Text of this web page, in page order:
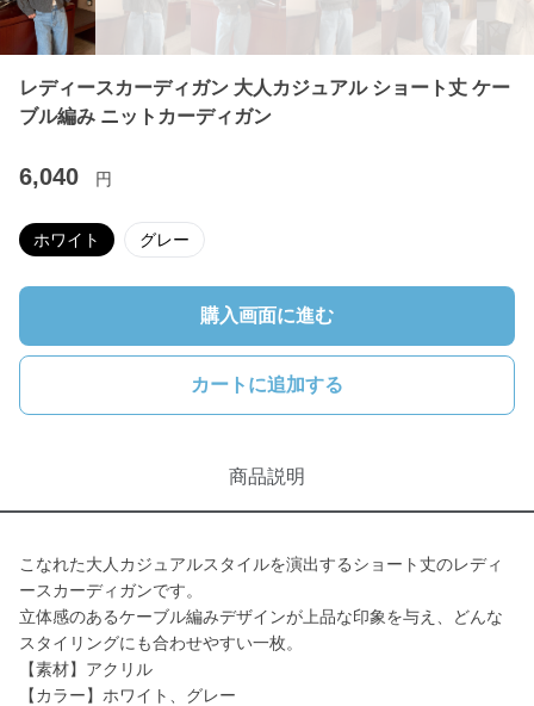
レディースカーディガン 大人カジュアル ショート丈 ケー
ブル編み ニットカーディガン
6,040 円
ホワイト グレー
購入画面に進む
カートに追加する
商品説明
こなれた大人カジュアルスタイルを演出するショート丈のレディ
ースカーディガンです。
立体感のあるケーブル編みデザインが上品な印象を与え、どんな
スタイリングにも合わせやすい一枚。
【素材】アクリル
【カラー】ホワイト、グレー